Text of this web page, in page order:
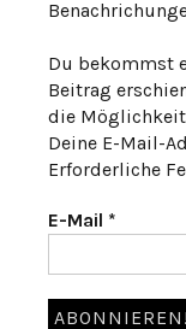
Du bekommst
Beitrag
die
Deine E-Mail-
Erforderliche
E-Mail *